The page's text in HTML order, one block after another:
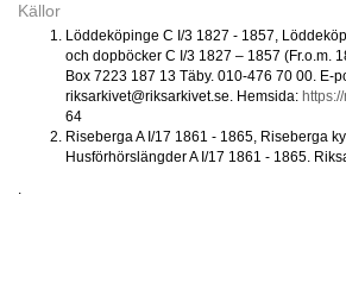
Källor
Löddeköpinge C I/3 1827 - 1857,
och dopböcker C I/3 1827 – 1857 (Fr.o.m.
Box 7223 187 13 Täby. 010-476 70 00. E-
riksarkivet@riksarkivet.se. Hemsida:
64
Riseberga A I/17 1861 - 1865, Riseberga
Husförhörslängder A I/17 1861 - 1865.
.